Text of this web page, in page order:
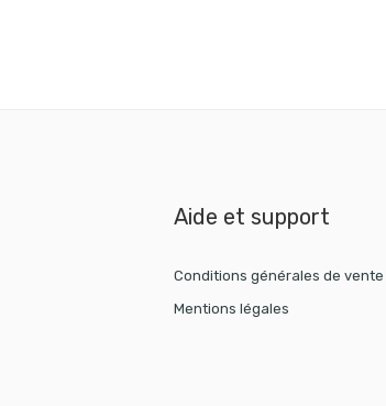
Aide et support
Conditions générales de vente
Mentions légales